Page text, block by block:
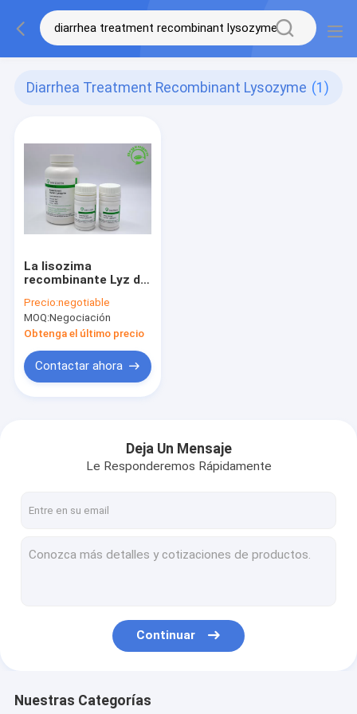
Diarrhea Treatment Recombinant Lysozyme (1)
La lisozima
recombinante Lyz del
diarrea liofilizó el
polvo 50g
Precio:negotiable
MOQ:Negociación
Obtenga el último precio
Contactar ahora
Deja Un Mensaje
Le Responderemos Rápidamente
Continuar
Nuestras Categorías